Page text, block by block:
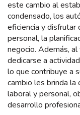
este cambio al
condensado, los
eficiencia y disfrutar
personal, la
negocio. Además,
dedicarse a
lo que contribuye a
cambio les brinda la
laboral y personal,
desarrollo